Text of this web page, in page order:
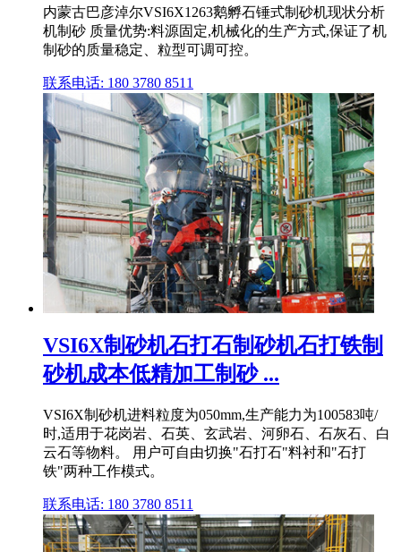
内蒙古巴彦淖尔VSI6X1263鹅孵石锤式制砂机现状分析
机制砂 质量优势:料源固定,机械化的生产方式,保证了机
制砂的质量稳定、粒型可调可控。
联系电话: 180 3780 8511
VSI6X制砂机石打石制砂机石打铁制
砂机成本低精加工制砂 ...
VSI6X制砂机进料粒度为050mm,生产能力为100583吨/
时,适用于花岗岩、石英、玄武岩、河卵石、石灰石、白
云石等物料。 用户可自由切换"石打石"料衬和"石打
铁"两种工作模式。
联系电话: 180 3780 8511